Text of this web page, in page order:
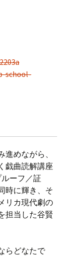
school-
めながら、
戯曲読解講座
ーフ／証
時に輝き、そ
リカ現代劇の
担当した谷賢
らどなたで